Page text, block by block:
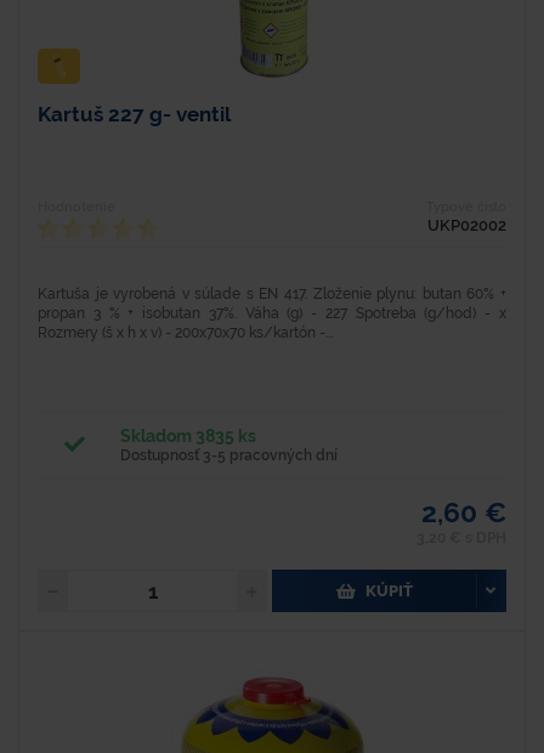
Kartuš 227 g- ventil
UKP02002
Kartuša je vyrobená v súlade s EN 417. Zloženie plynu: butan 60% +
propan 3 % + isobutan 37%. Váha (g) - 227 Spotreba (g/hod) - x
Rozmery (š x h x v) - 200x70x70 ks/kartón -...
Skladom 3835 ks
Dostupnosť 3-5 pracovných dní
2,60 €
KÚPIŤ